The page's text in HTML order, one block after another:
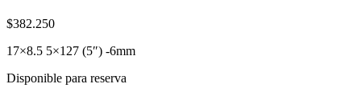
$382.250
17×8.5 5×127 (5″) -6mm
Disponible para reserva